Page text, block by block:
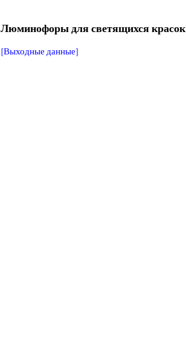
Люминофоры для светящихся красок
[Выходные данные]